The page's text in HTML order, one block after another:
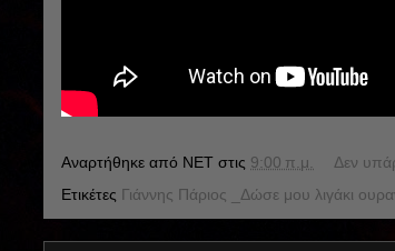
Αναρτήθηκε από NET στις 9:00 π.μ.
Δεν
Ετικέτες Γιάννης Πάριος _Δώσε μου λιγάκι